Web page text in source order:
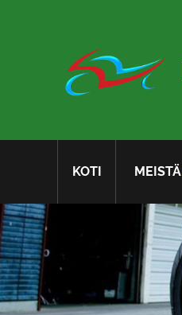
KOTI MEISTÄ